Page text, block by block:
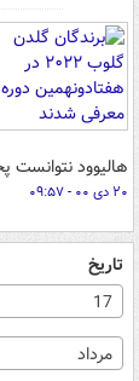
هالیوود نتوانست
۲۰ دی ۰۰ - ۰۹:۵۷
تاریخ
17
مرداد